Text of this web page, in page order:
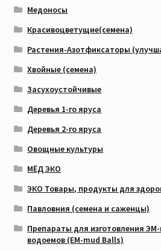
Медоносы
Красивоцветущие(семена)
Растения-Азотфиксаторы
Хвойные (семена)
Засухоустойчивые
Деревья 1-го яруса
Деревья 2-го яруса
Овощные культуры
МЁД ЭКО
ЭКО Товары, продукты для
Павловния (семена и саженцы)
Препараты для изготовления
водоемов (EM-mud Balls)